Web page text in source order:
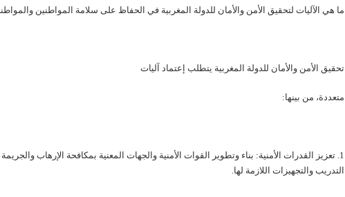
ما هي الآليات لتحقيق الأمن والأمان للدولة المغربية في الحفاظ على سلامة المواطنين
تحقيق الأمن والأمان للدولة المغربية يتطلب إعتماد آليات
متعددة، من بينها:
1. تعزيز القدرات الأمنية: بناء وتطوير القوات الأمنية والجهات المعنية بمكافحة الإرهاب
التدريب والتجهيزات اللازمة لها.